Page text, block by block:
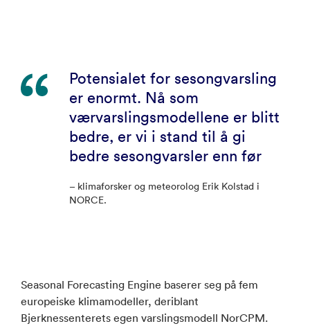
Potensialet for sesongvarsling
er enormt. Nå som
værvarslingsmodellene er blitt
bedre, er vi i stand til å gi
bedre sesongvarsler enn før
– klimaforsker og meteorolog Erik Kolstad i
NORCE.
Seasonal Forecasting Engine baserer seg på fem
europeiske klimamodeller, deriblant
Bjerknessenterets egen varslingsmodell NorCPM.